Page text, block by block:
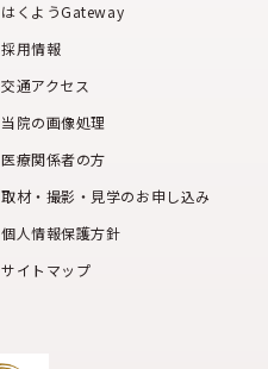
はくようGateway
採用情報
交通アクセス
当院の画像処理
医療関係者の方
取材・撮影・見学のお申し込み
個人情報保護方針
サイトマップ